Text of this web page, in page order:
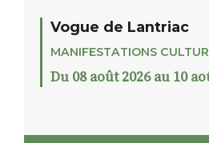
Vogue de Lantriac
MANIFESTATIONS
Du 08 août 2026 au 10